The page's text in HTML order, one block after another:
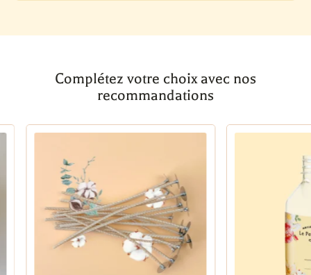
Complétez votre choix avec nos
recommandations